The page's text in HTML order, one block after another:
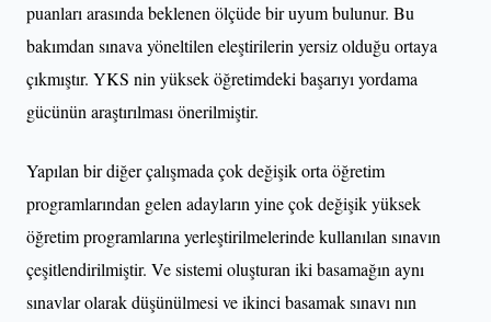
puanları arasında beklenen ölçüde bir uyum bulunur. Bu
bakımdan sınava yöneltilen eleştirilerin yersiz olduğu ortaya
çıkmıştır. YKS nin yüksek öğretimdeki başarıyı yordama
gücünün araştırılması önerilmiştir.
Yapılan bir diğer çalışmada çok değişik orta öğretim
programlarından gelen adayların yine çok değişik yüksek
öğretim programlarına yerleştirilmelerinde kullanılan sınavın
çeşitlendirilmiştir. Ve sistemi oluşturan iki basamağın aynı
sınavlar olarak düşünülmesi ve ikinci basamak sınavı nın